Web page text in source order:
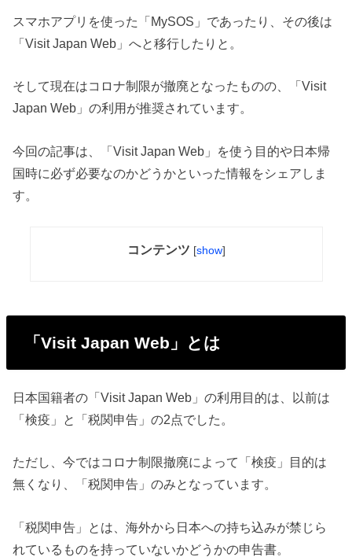
スマホアプリを使った「MySOS」であったり、その後は
「Visit Japan Web」へと移行したりと。
そして現在はコロナ制限が撤廃となったものの、「Visit
Japan Web」の利用が推奨されています。
今回の記事は、「Visit Japan Web」を使う目的や日本帰
国時に必ず必要なのかどうかといった情報をシェアしま
す。
コンテンツ [show]
「Visit Japan Web」とは
日本国籍者の「Visit Japan Web」の利用目的は、以前は
「検疫」と「税関申告」の2点でした。
ただし、今ではコロナ制限撤廃によって「検疫」目的は
無くなり、「税関申告」のみとなっています。
「税関申告」とは、海外から日本への持ち込みが禁じら
れているものを持っていないかどうかの申告書。